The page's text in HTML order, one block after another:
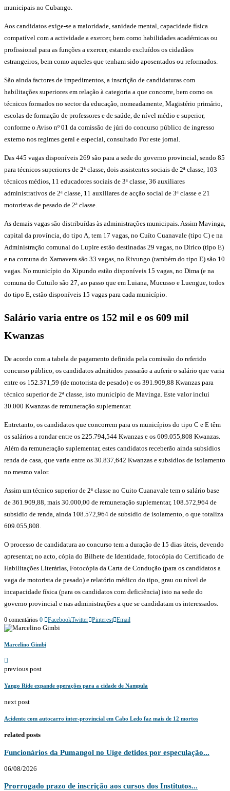
municipais no Cubango.
Aos candidatos exige-se a maioridade, sanidade mental, capacidade física
compatível com a actividade a exercer, bem como habilidades académicas ou
profissional para as funções a exercer, estando excluídos os cidadãos
estrangeiros, bem como aqueles que tenham sido aposentados ou reformados.
São ainda factores de impedimentos, a inscrição de candidaturas com
habilitações superiores em relação à categoria a que concorre, bem como os
técnicos formados no sector da educação, nomeadamente, Magistério primário,
escolas de formação de professores e de saúde, de nível médio e superior,
conforme o Aviso nº 01 da comissão de júri do concurso público de ingresso
externo nos regimes geral e especial, consultado Por este jornal.
Das 445 vagas disponíveis 269 são para a sede do governo provincial, sendo 85
para técnicos superiores de 2ª classe, dois assistentes sociais de 2ª classe, 103
técnicos médios, 11 educadores sociais de 3ª classe, 36 auxiliares
administrativos de 2ª classe, 11 auxiliares de acção social de 3ª classe e 21
motoristas de pesado de 2ª classe.
As demais vagas são distribuídas às administrações municipais. Assim Mavinga,
capital da província, do tipo A, tem 17 vagas, no Cuíto Cuanavale (tipo C) e na
Administração comunal do Lupire estão destinadas 29 vagas, no Dirico (tipo E)
e na comuna do Xamavera são 33 vagas, no Rivungo (também do tipo E) são 10
vagas. No município do Xipundo estão disponíveis 15 vagas, no Dima (e na
comuna do Cutuilo são 27, ao passo que em Luiana, Mucusso e Luengue, todos
do tipo E, estão disponíveis 15 vagas para cada município.
Salário varia entre os 152 mil e os 609 mil
Kwanzas
De acordo com a tabela de pagamento definida pela comissão do referido
concurso público, os candidatos admitidos passarão a auferir o salário que varia
entre os 152.371,59 (de motorista de pesado) e os 391.909,88 Kwanzas para
técnico superior de 2ª classe, isto município de Mavinga. Este valor inclui
30.000 Kwanzas de remuneração suplementar.
Entretanto, os candidatos que concorrem para os municípios do tipo C e E têm
os salários a rondar entre os 225.794,544 Kwanzas e os 609.055,808 Kwanzas.
Além da remuneração suplementar, estes candidatos receberão ainda subsídios
renda de casa, que varia entre os 30.837,642 Kwanzas e subsídios de isolamento
no mesmo valor.
Assim um técnico superior de 2ª classe no Cuito Cuanavale tem o salário base
de 361.909,88, mais 30.000,00 de remuneração suplementar, 108.572,964 de
subsídio de renda, ainda 108.572,964 de subsídio de isolamento, o que totaliza
609.055,808.
O processo de candidatura ao concurso tem a duração de 15 dias úteis, devendo
apresentar, no acto, cópia do Bilhete de Identidade, fotocópia do Certificado de
Habilitações Literárias, Fotocópia da Carta de Condução (para os candidatos a
vaga de motorista de pesado) e relatório médico do tipo, grau ou nível de
incapacidade física (para os candidatos com deficiência) isto na sede do
governo provincial e nas administrações a que se candidatam os interessados.
0 comentários 0 FacebookTwitter Pinterest Email
Marcelino Gimbi
previous post
Yango Ride expande operações para a cidade de Nampula
next post
Acidente com autocarro inter-provincial em Cabo Ledo faz mais de 12 mortos
related posts
Funcionários da Pumangol no Uíge detidos por especulação...
06/08/2026
Prorrogado prazo de inscrição aos cursos dos Institutos...